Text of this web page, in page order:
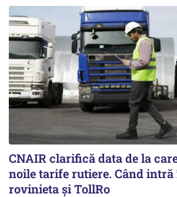
CNAIR clarifică data de la
noile tarife rutiere. Când
rovinieta și TollRo